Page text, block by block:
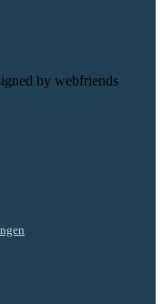
by webfriends